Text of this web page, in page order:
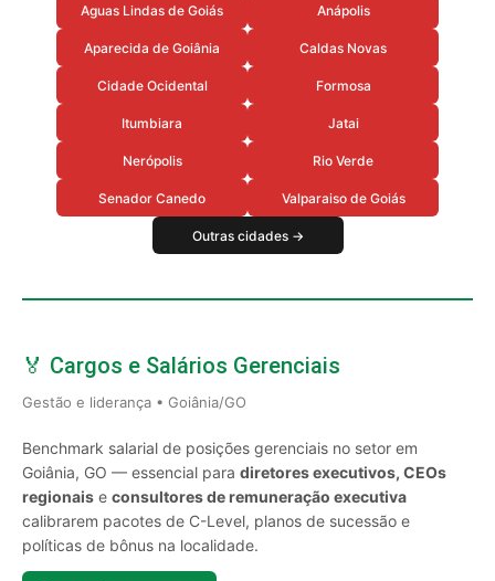
Aguas Lindas de Goiás Anápolis
Aparecida de Goiânia Caldas Novas
Cidade Ocidental Formosa
Itumbiara Jatai
Nerópolis Rio Verde
Senador Canedo Valparaiso de Goiás
Outras cidades →
🏅 Cargos e Salários Gerenciais
Gestão e liderança • Goiânia/GO
Benchmark salarial de posições gerenciais no setor em
Goiânia, GO — essencial para diretores executivos, CEOs
regionais e consultores de remuneração executiva
calibrarem pacotes de C-Level, planos de sucessão e
políticas de bônus na localidade.